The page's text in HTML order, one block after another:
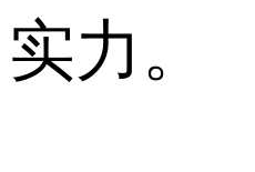
实力。